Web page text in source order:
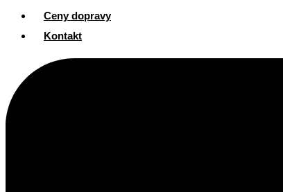
Ceny dopravy
Kontakt